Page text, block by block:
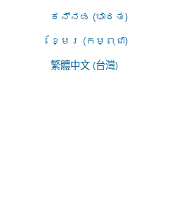
ಕನ್ನಡ (ಭಾರತ)
ខ្មែរ (កម្ពុជា)
繁體中文 (台灣)